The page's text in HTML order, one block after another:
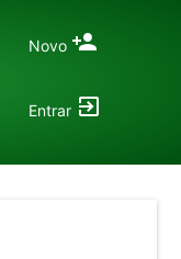
Novo
Entrar